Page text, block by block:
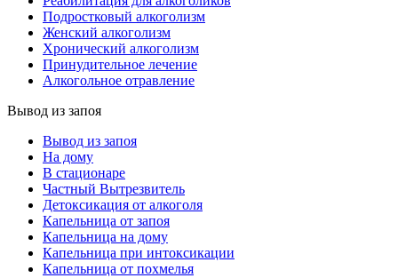
Подростковый алкоголизм
Женский алкоголизм
Хронический алкоголизм
Принудительное лечение
Алкогольное отравление
Вывод из запоя
Вывод из запоя
На дому
В стационаре
Частный Вытрезвитель
Детоксикация от алкоголя
Капельница от запоя
Капельница на дому
Капельница при интоксикации
Капельница от похмелья